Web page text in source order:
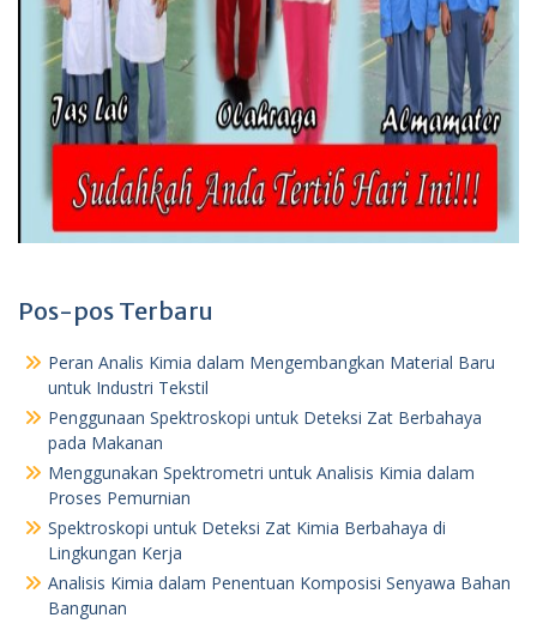
Pos-pos Terbaru
Peran Analis Kimia dalam Mengembangkan Material Baru
untuk Industri Tekstil
Penggunaan Spektroskopi untuk Deteksi Zat Berbahaya
pada Makanan
Menggunakan Spektrometri untuk Analisis Kimia dalam
Proses Pemurnian
Spektroskopi untuk Deteksi Zat Kimia Berbahaya di
Lingkungan Kerja
Analisis Kimia dalam Penentuan Komposisi Senyawa Bahan
Bangunan